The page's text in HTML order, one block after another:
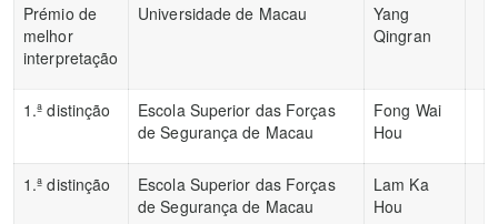
Prémio de
melhor
interpretação
Universidade de Macau
Yang
Qingran
1.ª distinção
Escola Superior das Forças
de Segurança de Macau
Fong Wai
Hou
1.ª distinção
Escola Superior das Forças
de Segurança de Macau
Lam Ka
Hou